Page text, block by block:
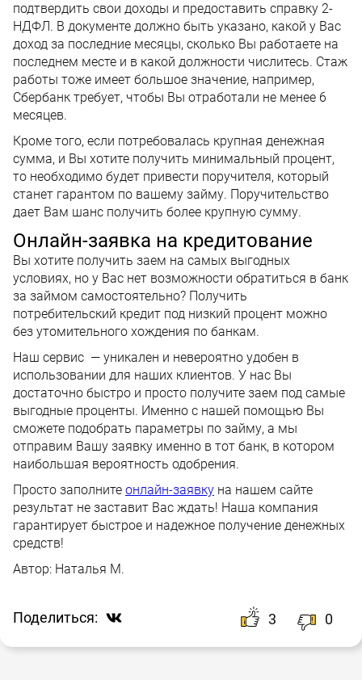
подтвердить свои доходы и предоставить справку 2-
НДФЛ. В документе должно быть указано, какой у Вас
доход за последние месяцы, сколько Вы работаете на
последнем месте и в какой должности числитесь. Стаж
работы тоже имеет большое значение, например,
Сбербанк требует, чтобы Вы отработали не менее 6
месяцев.
Кроме того, если потребовалась крупная денежная
сумма, и Вы хотите получить минимальный процент,
то необходимо будет привести поручителя, который
станет гарантом по вашему займу. Поручительство
дает Вам шанс получить более крупную сумму.
Онлайн-заявка на кредитование
Вы хотите получить заем на самых выгодных
условиях, но у Вас нет возможности обратиться в банк
за займом самостоятельно? Получить
потребительский кредит под низкий процент можно
без утомительного хождения по банкам.
Наш сервис — уникален и невероятно удобен в
использовании для наших клиентов. У нас Вы
достаточно быстро и просто получите заем под самые
выгодные проценты. Именно с нашей помощью Вы
сможете подобрать параметры по займу, а мы
отправим Вашу заявку именно в тот банк, в котором
наибольшая вероятность одобрения.
Просто заполните онлайн-заявку на нашем сайте
результат не заставит Вас ждать! Наша компания
гарантирует быстрое и надежное получение денежных
средств!
Автор: Наталья М.
Поделиться: 3 0